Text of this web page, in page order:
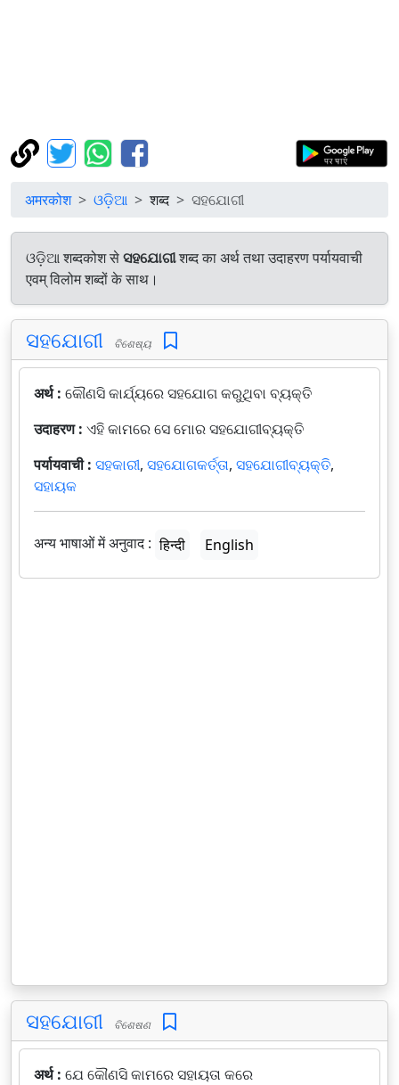
अमरकोश ଓଡ଼ିଆ शब्द ସହଯୋଗୀ
ଓଡ଼ିଆ शब्दकोश सेସହଯୋଗୀशब्द का अर्थ तथा उदाहरण पर्यायवाची
एवम् विलोम शब्दों के साथ।
ସହଯୋଗୀ ବିଶେଷ୍ୟ
अर्थ : କୌଣସି କାର୍ଯ୍ୟରେ ସହଯୋଗ କରୁଥିବା ବ୍ୟକ୍ତି
उदाहरण : ଏହି କାମରେ ସେ ମୋର ସହଯୋଗୀବ୍ୟକ୍ତି
पर्यायवाची : ସହକାରୀ, ସହଯୋଗକର୍ତ୍ତା, ସହଯୋଗୀବ୍ୟକ୍ତି,
ସହାୟକ
अन्य भाषाओं में अनुवाद : हिन्दी English
ସହଯୋଗୀ ବିଶେଷଣ
अर्थ : ଯେ କୌଣସି କାମରେ ସହାୟତା କରେ